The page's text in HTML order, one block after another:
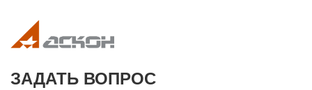
ЗАДАТЬ ВОПРОС